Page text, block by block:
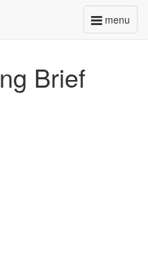
menu
Toggle
Brief